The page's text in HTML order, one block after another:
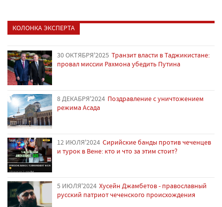
КОЛОНКА ЭКСПЕРТА
30 ОКТЯБРЯ'2025 Транзит власти в Таджикистане:
провал миссии Рахмона убедить Путина
8 ДЕКАБРЯ'2024 Поздравление с уничтожением
режима Асада
12 ИЮЛЯ'2024 Сирийские банды против чеченцев
и турок в Вене: кто и что за этим стоит?
5 ИЮЛЯ'2024 Хусейн Джамбетов - православный
русский патриот чеченского происхождения